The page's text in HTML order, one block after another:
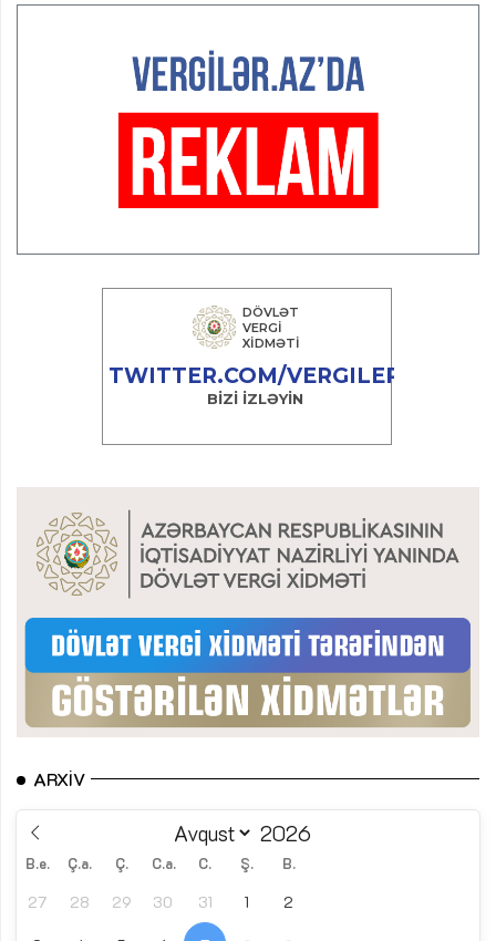
ARXIV
B.e. Ç.a. Ç. C.a. C. Ş. B.
27 28 29 30 31 1 2